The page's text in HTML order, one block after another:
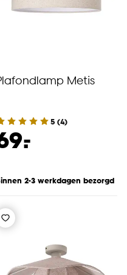
Metis
5 (4)
-
2-3 werkdagen bezorgd